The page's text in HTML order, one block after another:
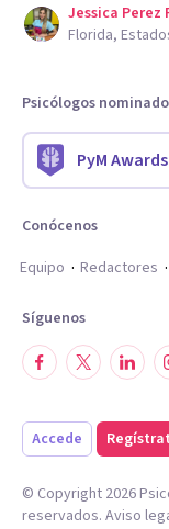
Jessica Perez
Florida,
Psicólogos
PyM
Conócenos
Equipo
Redactores
Síguenos
Accede
© Copyright 2026
reservados. Aviso